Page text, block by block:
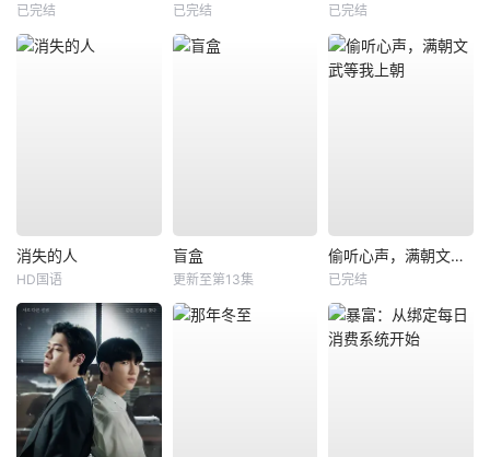
已完结 已完结 已完结
消失的人
HD国语
盲盒
更新至第13集
偷听心声，满朝文武等我上朝
已完结